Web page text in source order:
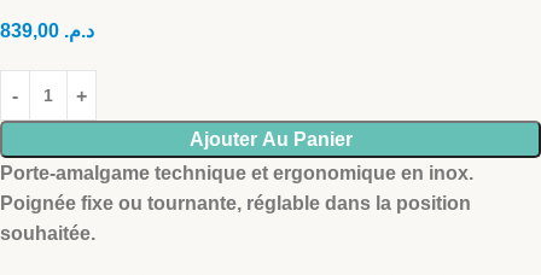
د.م.
Ajouter Au Panier
Porte-amalgame technique et ergonomique en inox.
Poignée fixe ou tournante, réglable dans la position
souhaitée.